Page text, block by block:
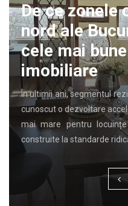
De ce zonele
nord ale
cele mai
imobiliare
În ultimii ani, segmentul
cunoscut o dezvoltare
mai mare pentru
construite la standarde